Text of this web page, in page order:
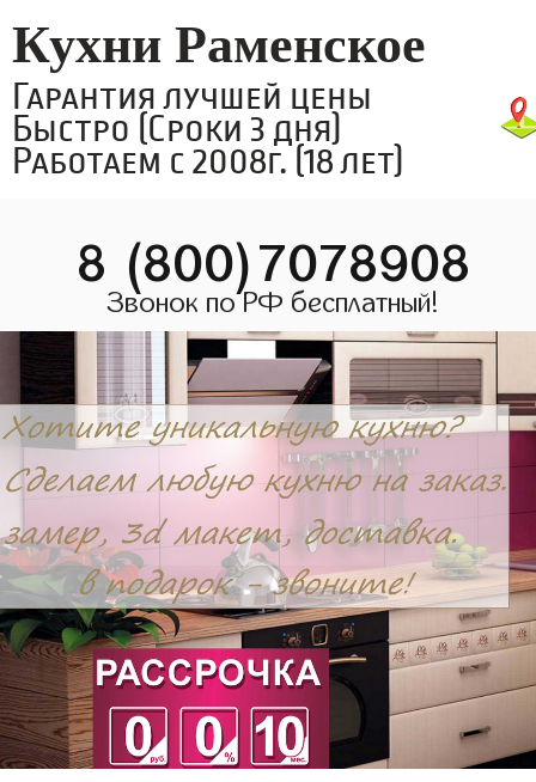
Кухни Раменское
Гарантия лучшей цены
Быстро (Сроки 3 дня)
Работаем с 2008г. (18 лет)
8 (800)7078908
Звонок по РФ бесплатный!